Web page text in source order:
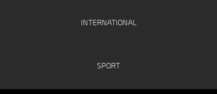
INTERNATIONAL
SPORT